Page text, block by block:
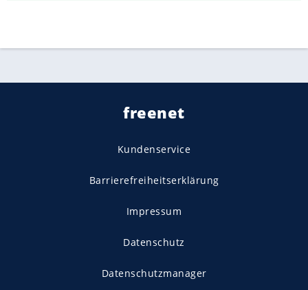
freenet
Kundenservice
Barrierefreiheitserklärung
Impressum
Datenschutz
Datenschutzmanager